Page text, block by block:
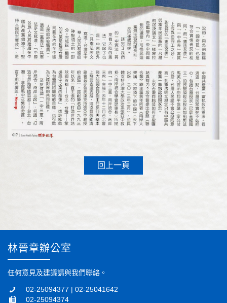
回上一頁
林晉章辦公室
任何意見及建議請與我們聯絡。
02-25094377 | 02-25041642
02-25094374